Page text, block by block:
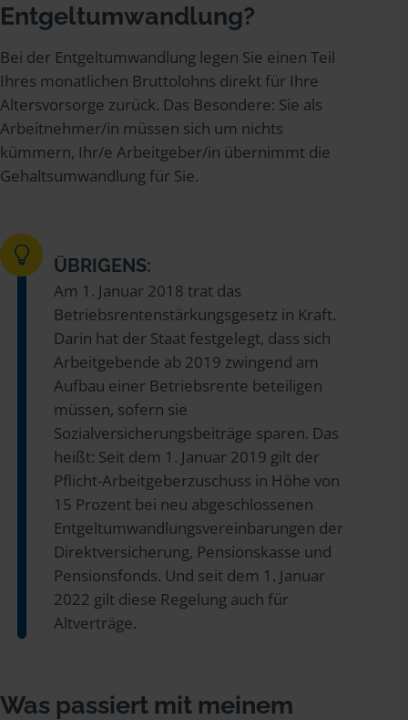
Entgeltumwandlung?
Bei der Entgeltumwandlung legen Sie einen Teil
Ihres monatlichen Bruttolohns direkt für Ihre
Altersvorsorge zurück. Das Besondere: Sie als
Arbeitnehmer/in müssen sich um nichts
kümmern, Ihr/e Arbeitgeber/in übernimmt die
Gehaltsumwandlung für Sie.
ÜBRIGENS:
Am 1. Januar 2018 trat das
Betriebsrentenstärkungsgesetz in Kraft.
Darin hat der Staat festgelegt, dass sich
Arbeitgebende ab 2019 zwingend am
Aufbau einer Betriebsrente beteiligen
müssen, sofern sie
Sozialversicherungsbeiträge sparen. Das
heißt: Seit dem 1. Januar 2019 gilt der
Pflicht-Arbeitgeberzuschuss in Höhe von
15 Prozent bei neu abgeschlossenen
Entgeltumwandlungsvereinbarungen der
Direktversicherung, Pensionskasse und
Pensionsfonds. Und seit dem 1. Januar
2022 gilt diese Regelung auch für
Altverträge.
Was passiert mit meinem